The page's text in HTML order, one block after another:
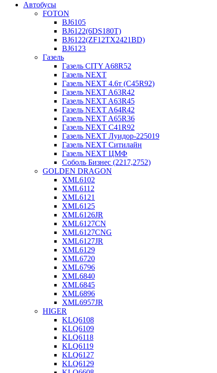
Автобусы
FOTON
BJ6105
BJ6122(6DS180T)
BJ6122(ZF12TX2421BD)
BJ6123
Газель
Газель CITY A68R52
Газель NEXT
Газель NEXT 4.6т (C45R92)
Газель NEXT A63R42
Газель NEXT A63R45
Газель NEXT A64R42
Газель NEXT A65R36
Газель NEXT C41R92
Газель NEXT Луидор-225019
Газель NEXT Ситилайн
Газель NEXT ЦМФ
Соболь Бизнес (2217,2752)
GOLDEN DRAGON
XML6102
XML6112
XML6121
XML6125
XML6126JR
XML6127CN
XML6127CNG
XML6127JR
XML6129
XML6720
XML6796
XML6840
XML6845
XML6896
XML6957JR
HIGER
KLQ6108
KLQ6109
KLQ6118
KLQ6119
KLQ6127
KLQ6129